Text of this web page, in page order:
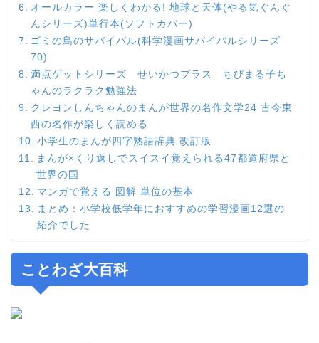
オールカラー 楽しくわかる! 地球と天体(やる気ぐんぐ
んシリーズ)単行本(ソフトカバー)
ゴミの島のサバイバル(科学漫画サバイバルシリーズ
70)
満点ゲットシリーズ せいかつプラス ちびまる子ち
ゃんのラクラク勉強法
クレヨンしんちゃんのまんが世界の名作文学24 古今東
西の名作が楽しく読める
小学生のまんが四字熟語辞典 改訂版
まんが×くり返しでスイスイ覚えられる47都道府県と
世界の国
マンガで覚える 図解 単位の基本
まとめ：小学校低学年におすすめの学習漫画12選の
紹介でした
ことわざ大百科